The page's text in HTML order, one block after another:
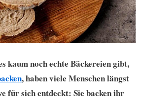
kaum noch echte Bäckereien gibt,
, haben viele Menschen längst
für sich entdeckt: Sie backen ihr